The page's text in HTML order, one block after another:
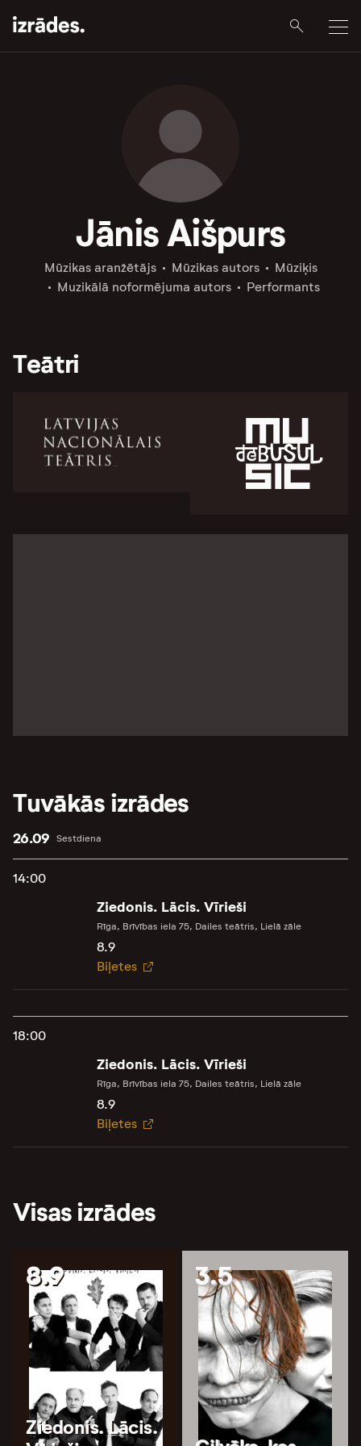
Jānis Aišpurs
Mūzikas aranžētājs Mūzikas autors
Mūziķis
Muzikālā noformējuma autors
Performants
Teātri
Tuvākās izrādes
Sestdiena
26.09
14:00
Ziedonis. Lācis. Vīrieši
Rīga, Brīvības iela 75, Dailes teātris, Lielā zāle
8.9
Biļetes
18:00
Ziedonis. Lācis. Vīrieši
Rīga, Brīvības iela 75, Dailes teātris, Lielā zāle
8.9
Biļetes
Visas izrādes
8.9
Ziedonis. Lācis.
3.5